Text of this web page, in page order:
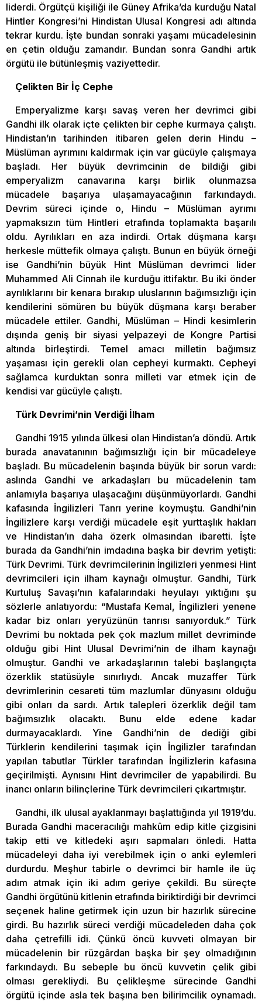
liderdi. Örgütçü kişiliği ile Güney Afrika’da kurduğu Natal
Hintler Kongresi’ni Hindistan Ulusal Kongresi adı altında
tekrar kurdu. İşte bundan sonraki yaşamı mücadelesinin
en çetin olduğu zamandır. Bundan sonra Gandhi artık
örgütü ile bütünleşmiş vaziyettedir.
Çelikten Bir İç Cephe
Emperyalizme karşı savaş veren her devrimci gibi
Gandhi ilk olarak içte çelikten bir cephe kurmaya çalıştı.
Hindistan’ın tarihinden itibaren gelen derin Hindu –
Müslüman ayrımını kaldırmak için var gücüyle çalışmaya
başladı. Her büyük devrimcinin de bildiği gibi
emperyalizm canavarına karşı birlik olunmazsa
mücadele başarıya ulaşamayacağının farkındaydı.
Devrim süreci içinde o, Hindu – Müslüman ayrımı
yapmaksızın tüm Hintleri etrafında toplamakta başarılı
oldu. Ayrılıkları en aza indirdi. Ortak düşmana karşı
herkesle müttefik olmaya çalıştı. Bunun en büyük örneği
ise Gandhi’nin büyük Hint Müslüman devrimci lider
Muhammed Ali Cinnah ile kurduğu ittifaktır. Bu iki önder
ayrılıklarını bir kenara bırakıp uluslarının bağımsızlığı için
kendilerini sömüren bu büyük düşmana karşı beraber
mücadele ettiler. Gandhi, Müslüman – Hindi kesimlerin
dışında geniş bir siyasi yelpazeyi de Kongre Partisi
altında birleştirdi. Temel amacı milletin bağımsız
yaşaması için gerekli olan cepheyi kurmaktı. Cepheyi
sağlamca kurduktan sonra milleti var etmek için de
kendisi var gücüyle çalıştı.
Türk Devrimi’nin Verdiği İlham
Gandhi 1915 yılında ülkesi olan Hindistan’a döndü. Artık
burada anavatanının bağımsızlığı için bir mücadeleye
başladı. Bu mücadelenin başında büyük bir sorun vardı:
aslında Gandhi ve arkadaşları bu mücadelenin tam
anlamıyla başarıya ulaşacağını düşünmüyorlardı. Gandhi
kafasında İngilizleri Tanrı yerine koymuştu. Gandhi’nin
İngilizlere karşı verdiği mücadele eşit yurttaşlık hakları
ve Hindistan’ın daha özerk olmasından ibaretti. İşte
burada da Gandhi’nin imdadına başka bir devrim yetişti:
Türk Devrimi. Türk devrimcilerinin İngilizleri yenmesi Hint
devrimcileri için ilham kaynağı olmuştur. Gandhi, Türk
Kurtuluş Savaşı’nın kafalarındaki heyulayı yıktığını şu
sözlerle anlatıyordu: “Mustafa Kemal, İngilizleri yenene
kadar biz onları yeryüzünün tanrısı sanıyorduk.” Türk
Devrimi bu noktada pek çok mazlum millet devriminde
olduğu gibi Hint Ulusal Devrimi’nin de ilham kaynağı
olmuştur. Gandhi ve arkadaşlarının talebi başlangıçta
özerklik statüsüyle sınırlıydı. Ancak muzaffer Türk
devrimlerinin cesareti tüm mazlumlar dünyasını olduğu
gibi onları da sardı. Artık talepleri özerklik değil tam
bağımsızlık olacaktı. Bunu elde edene kadar
durmayacaklardı. Yine Gandhi’nin de dediği gibi
Türklerin kendilerini taşımak için İngilizler tarafından
yapılan tabutlar Türkler tarafından İngilizlerin kafasına
geçirilmişti. Aynısını Hint devrimciler de yapabilirdi. Bu
inancı onların bilinçlerine Türk devrimcileri çıkartmıştır.
Gandhi, ilk ulusal ayaklanmayı başlattığında yıl 1919’du.
Burada Gandhi maceracılığı mahkûm edip kitle çizgisini
takip etti ve kitledeki aşırı sapmaları önledi. Hatta
mücadeleyi daha iyi verebilmek için o anki eylemleri
durdurdu. Meşhur tabirle o devrimci bir hamle ile üç
adım atmak için iki adım geriye çekildi. Bu süreçte
Gandhi örgütünü kitlenin etrafında biriktirdiği bir devrimci
seçenek haline getirmek için uzun bir hazırlık sürecine
girdi. Bu hazırlık süreci verdiği mücadeleden daha çok
daha çetrefilli idi. Çünkü öncü kuvveti olmayan bir
mücadelenin bir rüzgârdan başka bir şey olmadığının
farkındaydı. Bu sebeple bu öncü kuvvetin çelik gibi
olması gerekliydi. Bu çelikleşme sürecinde Gandhi
örgütü içinde asla tek başına ben bilirimcilik oynamadı.